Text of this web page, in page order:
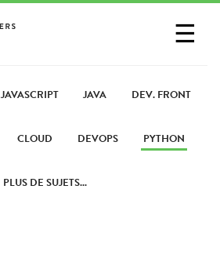
☰
PARTAGER UN LIEN
JAVASCRIPT JAVA DEV. FRONT
CLOUD DEVOPS PYTHON
PLUS DE SUJETS...